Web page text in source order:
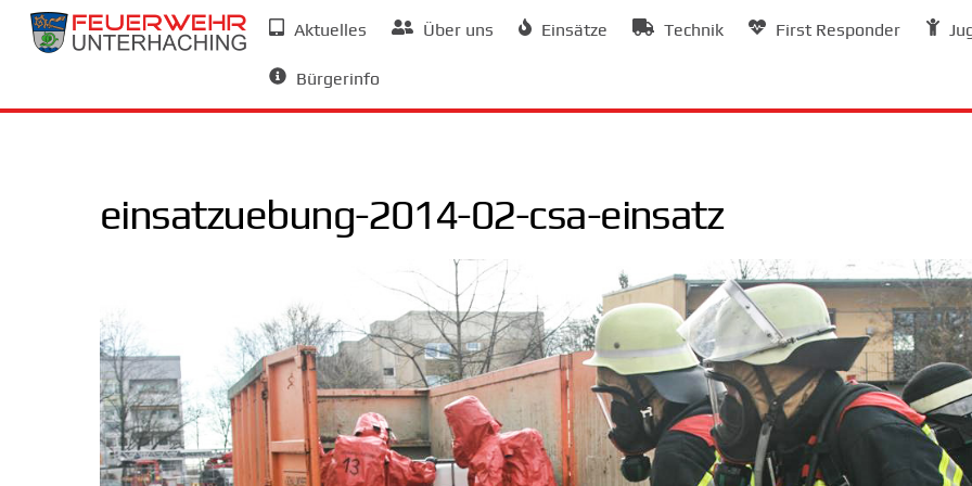
Skip
Aktuelles Über uns Einsätze Technik First Responder
Bürgerinfo
einsatzuebung-2014-02-csa-einsatz